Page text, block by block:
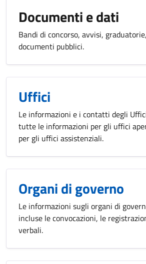
Documenti e dati
Bandi di concorso, avvisi,
documenti pubblici.
Uffici
Le informazioni e i contatti degli
tutte le informazioni per gli uffici
per gli uffici assistenziali.
Organi di governo
Le informazioni sugli organi di
incluse le convocazioni, le
verbali.